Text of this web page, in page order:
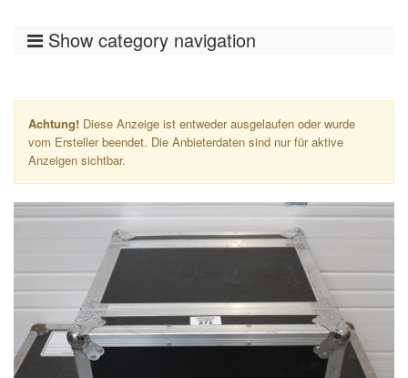
Show category navigation
Achtung! Diese Anzeige ist entweder ausgelaufen oder wurde
vom Ersteller beendet. Die Anbieterdaten sind nur für aktive
Anzeigen sichtbar.